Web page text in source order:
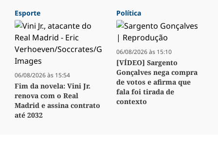
Esporte
06/08/2026 às 15:54
Fim da novela: Vini Jr.
renova com o Real
Madrid e assina contrato
até 2032
Política
06/08/2026 às 15:10
[VÍDEO] Sargento
Gonçalves nega compra
de votos e afirma que
fala foi tirada de
contexto